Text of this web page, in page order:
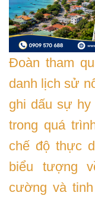
Đoàn tham
danh lịch sử
ghi dấu sự hy
trong quá
chế độ thực
biểu tượng
cường và